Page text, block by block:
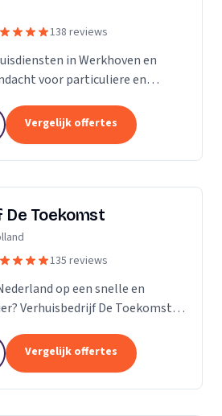
138 reviews
in Werkhoven en
voor particuliere en
Vergelijk offertes
Toekomst
135 reviews
op een snelle en
Verhuisbedrijf De Toekomst
locatie. En dat 24/7! Want of
Vergelijk offertes